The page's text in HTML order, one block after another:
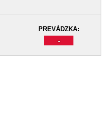
PREVÁDZKA:
-